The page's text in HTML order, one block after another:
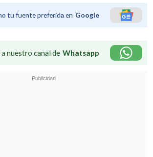
tu fuente preferida en Google
nuestro canal de Whatsapp